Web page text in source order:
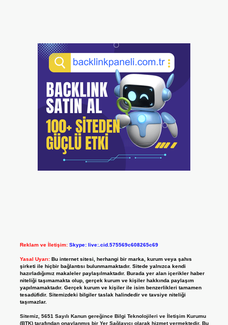
Reklam ve İletişim: Skype: live:.cid.575569c608265c69
Yasal Uyarı: Bu internet sitesi, herhangi bir marka, kurum veya şahıs
şirketi ile hiçbir bağlantısı bulunmamaktadır. Sitede yalnızca kendi
hazırladığımız makaleler paylaşılmaktadır. Burada yer alan içerikler haber
niteliği taşımamakta olup, gerçek kurum ve kişiler hakkında paylaşım
yapılmamaktadır. Gerçek kurum ve kişiler ile isim benzerlikleri tamamen
tesadüfidir. Sitemizdeki bilgiler taslak halindedir ve tavsiye niteliği
taşımazlar.
Sitemiz, 5651 Sayılı Kanun gereğince Bilgi Teknolojileri ve İletişim Kurumu
(BTK) tarafından onaylanmış bir Yer Sağlayıcı olarak hizmet vermektedir. Bu